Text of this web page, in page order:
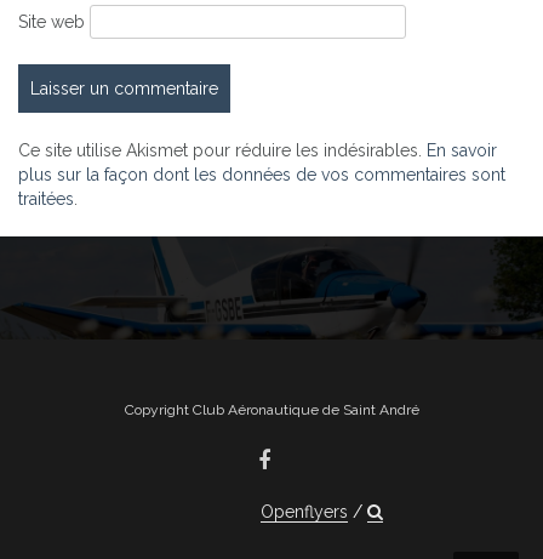
Site web
Ce site utilise Akismet pour réduire les indésirables. En savoir
plus sur la façon dont les données de vos commentaires sont
traitées
Copyright Club Aéronautique de Saint André
Openflyers